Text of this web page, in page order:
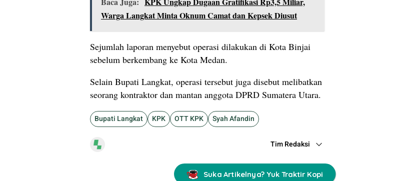
Warga Langkat Minta Oknum Camat dan Kepsek Diusut
Sejumlah laporan menyebut operasi dilakukan di Kota Binjai
sebelum berkembang ke Kota Medan.
Selain Bupati Langkat, operasi tersebut juga disebut melibatkan
seorang kontraktor dan mantan anggota DPRD Sumatera Utara.
Bupati Langkat KPK OTT KPK Syah Afandin
Tim Redaksi
Suka Artikelnya? Yuk Traktir Kopi